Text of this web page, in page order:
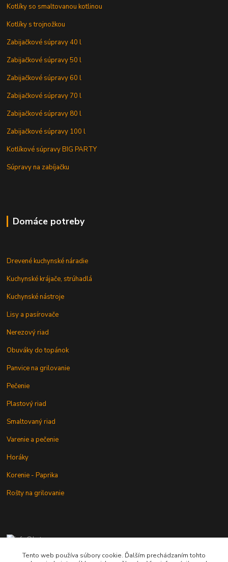
Kotlíky so smaltovanou kotlinou
Kotlíky s trojnožkou
Zabijačkové súpravy 40 l
Zabijačkové súpravy 50 l
Zabijačkové súpravy 60 l
Zabijačkové súpravy 70 l
Zabijačkové súpravy 80 l
Zabijačkové súpravy 100 l
Kotlíkové súpravy BIG PARTY
Súpravy na zabíjačku
Domáce potreby
Drevené kuchynské náradie
Kuchynské krájače, strúhadlá
Kuchynské nástroje
Lisy a pasírovače
Nerezový riad
Obuváky do topánok
Panvice na grilovanie
Pečenie
Plastový riad
Smaltovaný riad
Varenie a pečenie
Horáky
Korenie - Paprika
Rošty na grilovanie
+421 902 212 007
od 8:00 - do 16:00 hod
Tento web používa súbory cookie. Ďalším prechádzaním tohto